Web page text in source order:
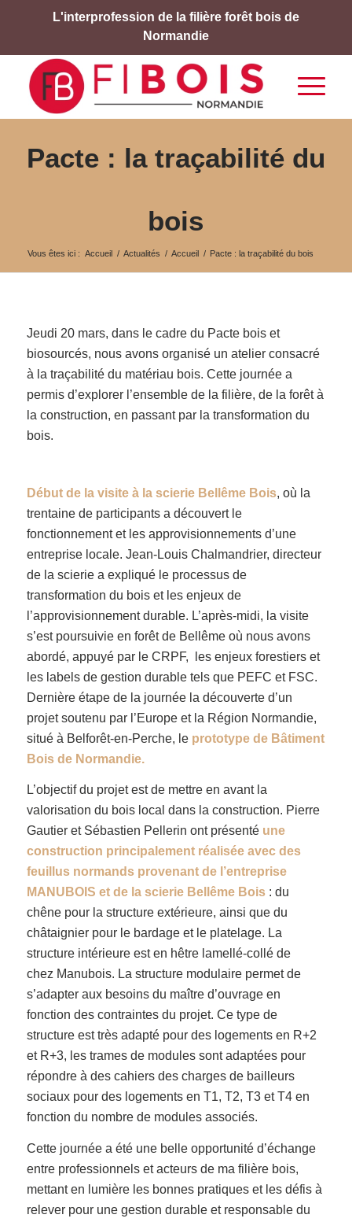
L'interprofession de la filière forêt bois de
Normandie
Pacte : la traçabilité du
bois
Vous êtes ici : Accueil / Actualités / Accueil / Pacte : la traçabilité du bois
Jeudi 20 mars, dans le cadre du Pacte bois et
biosourcés, nous avons organisé un atelier consacré
à la traçabilité du matériau bois. Cette journée a
permis d’explorer l’ensemble de la filière, de la forêt à
la construction, en passant par la transformation du
bois.
Début de la visite à la scierie Bellême Bois, où la
trentaine de participants a découvert le
fonctionnement et les approvisionnements d’une
entreprise locale. Jean-Louis Chalmandrier, directeur
de la scierie a expliqué le processus de
transformation du bois et les enjeux de
l’approvisionnement durable. L’après-midi, la visite
s’est poursuivie en forêt de Bellême où nous avons
abordé, appuyé par le CRPF, les enjeux forestiers et
les labels de gestion durable tels que PEFC et FSC.
Dernière étape de la journée la découverte d’un
projet soutenu par l’Europe et la Région Normandie,
situé à Belforêt-en-Perche, le prototype de Bâtiment
Bois de Normandie.
L’objectif du projet est de mettre en avant la
valorisation du bois local dans la construction. Pierre
Gautier et Sébastien Pellerin ont présenté une
construction principalement réalisée avec des
feuillus normands provenant de l’entreprise
MANUBOIS et de la scierie Bellême Bois: du
chêne pour la structure extérieure, ainsi que du
châtaignier pour le bardage et le platelage. La
structure intérieure est en hêtre lamellé-collé de
chez Manubois. La structure modulaire permet de
s’adapter aux besoins du maître d’ouvrage en
fonction des contraintes du projet. Ce type de
structure est très adapté pour des logements en R+2
et R+3, les trames de modules sont adaptées pour
répondre à des cahiers des charges de bailleurs
sociaux pour des logements en T1, T2, T3 et T4 en
fonction du nombre de modules associés.
Cette journée a été une belle opportunité d’échange
entre professionnels et acteurs de ma filière bois,
mettant en lumière les bonnes pratiques et les défis à
relever pour une gestion durable et responsable du